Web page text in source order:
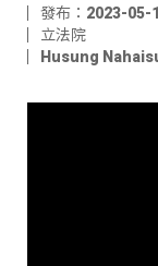
發布：2023-05-
立法院
Husung